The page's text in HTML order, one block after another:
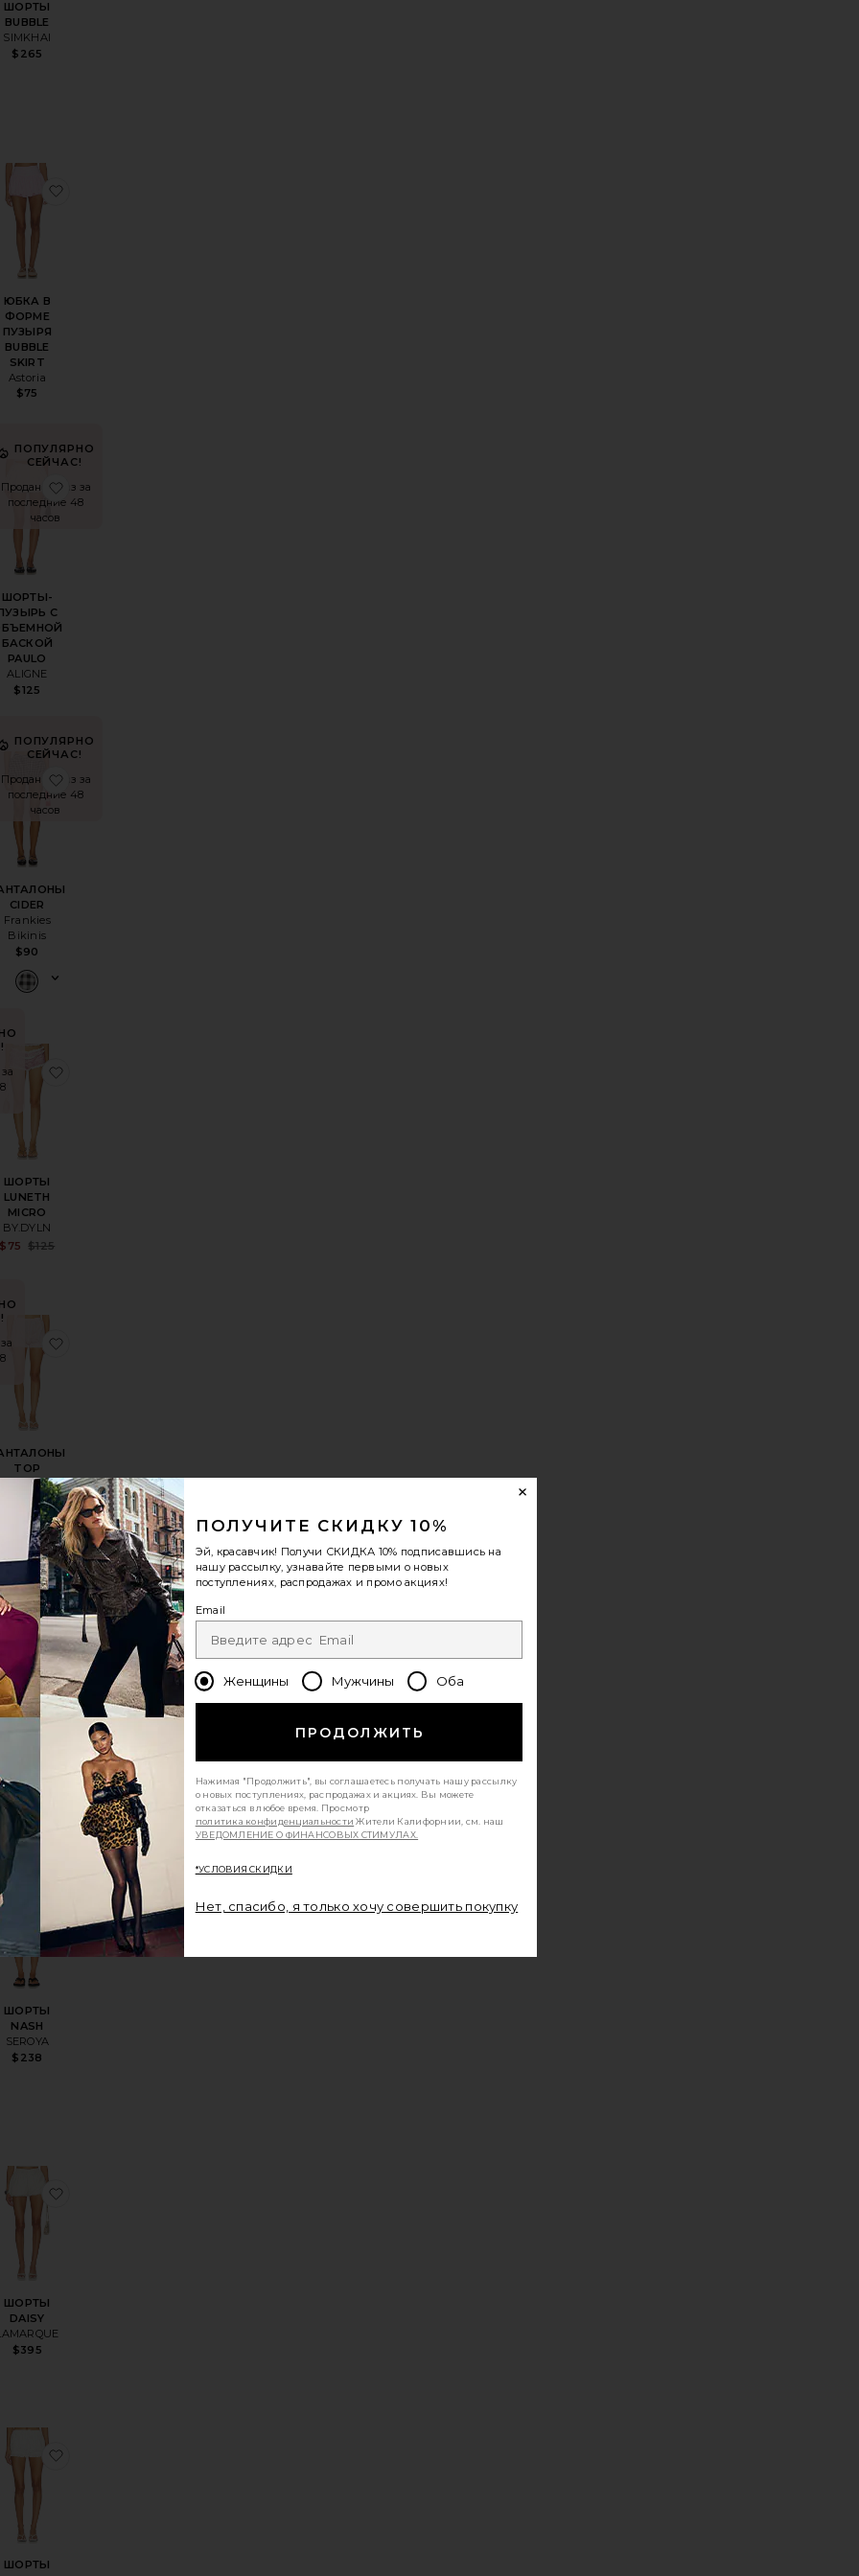
ШОРТЫ
BUBBLE
SIMKHAI
$265
MEADOW BLOOMERИЗ ЖАТОГО ПОПЛИНА (ПОПЛИНА «БАБЛ») PAULO
ЮБКА В
ФОРМЕ
ПУЗЫРЯ
BUBBLE
SKIRT
Astoria
$75
AJARUFFLE PRESLEY
ПОПУЛЯРНО
СЕЙЧАС!
Продано 6 раз за
последние 48
часов
ШОРТЫ-
С
БАСКОЙ
PAULO
ALIGNE
$125
избранноеШОРТЫ-ПУЗЫРЬ С ОБЪЕМНОЙ БАСКОЙ PAULO
PRESLEY HOT
ПОПУЛЯРНО
СЕЙЧАС!
Продано 5 раз за
последние 48
часов
CIDER
Frankies
Bikinis
$90
избранноеПАНТАЛОНЫ CIDER
БЛУМЕРЫ JULES
CAPRI
ШОРТЫ
LUNETH
MICRO
BY.DYLN
$75 $125
FIONA ЮБКА-ШОРТЫ UN TUTU
TOP
Says Gah
Sale price:
Previous price:
$128
HALLEY
ШОРТЫ
$159
избранноеШОРТЫ YASMIN
RUFFLE PRESLEY
ШОРТЫ
NASH
SEROYA
$238
избранноеШОРТЫ NASH
SHANY
ADNA AUBREE
ШОРТЫ
DAISY
$395
МИНИ AJA AJA
ШОРТЫ
ПОЛУЧИТЕ СКИДКУ 10%
Эй, красавчик! Получи СКИДКА 10% подписавшись на
нашу рассылку, узнавайте первыми о новых
поступлениях, распродажах и промо акциях!
Email
Женщины Мужчины Оба
ПРОДОЛЖИТЬ
Нажимая "Продолжить", вы соглашаетесь получать нашу рассылку
о новых поступлениях, распродажах и акциях. Вы можете
отказаться в любое время. Просмотр
политика конфиденциальности Жители Калифорнии, см. наш
УВЕДОМЛЕНИЕ О ФИНАНСОВЫХ СТИМУЛАХ.
*УСЛОВИЯ СКИДКИ
Нет, спасибо, я только хочу совершить покупку